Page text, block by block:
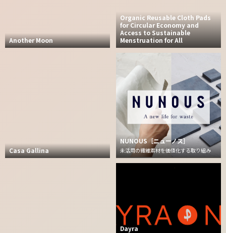
Another Moon
Organic Reusable Cloth Pads
for Circular Economy and
Access to Sustainable
Menstruation for All
Casa Gallina
NUNOUS［ニューノス］
未活用の繊維素材を価値化する取り組み
Dayra